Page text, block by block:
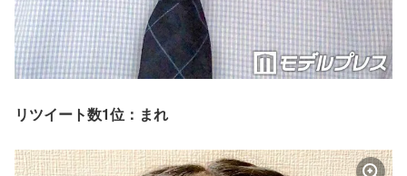
リツイート数1位：まれ